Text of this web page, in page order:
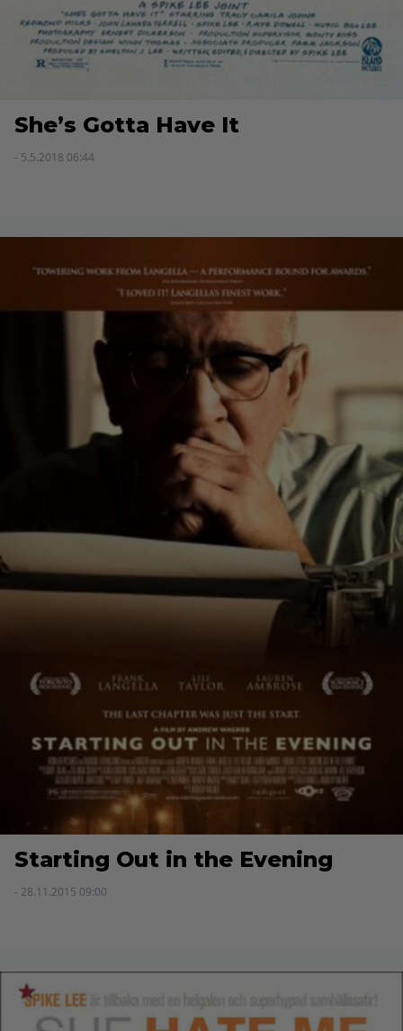
She’s Gotta Have It
- 5.5.2018 06:44
Starting Out in the Evening
- 28.11.2015 09:00